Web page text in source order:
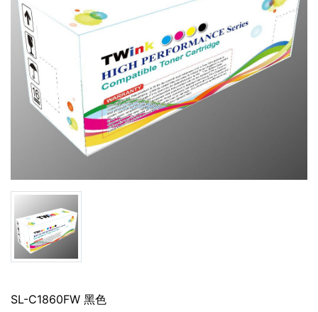
SL-C1860FW 黑色